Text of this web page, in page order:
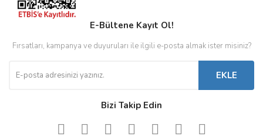
E-Bültene Kayıt Ol!
Fırsatları, kampanya ve duyuruları ile ilgili e-posta almak ister misiniz?
EKLE
Bizi Takip Edin